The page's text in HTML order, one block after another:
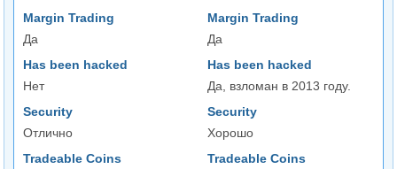
Margin Trading
Да
Margin Trading
Да
Has been hacked
Нет
Has been hacked
Да, взломан в 2013 году.
Security
Отлично
Security
Хорошо
Tradeable Coins
Tradeable Coins